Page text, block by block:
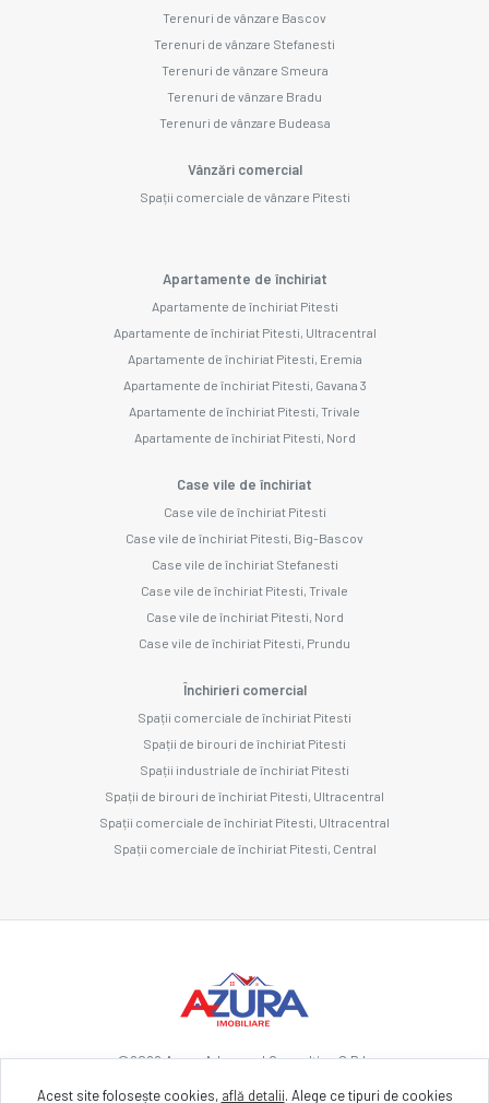
Terenuri de vânzare Bascov
Terenuri de vânzare Stefanesti
Terenuri de vânzare Smeura
Terenuri de vânzare Bradu
Terenuri de vânzare Budeasa
Vânzări comercial
Spații comerciale de vânzare Pitesti
Apartamente de închiriat
Apartamente de închiriat Pitesti
Apartamente de închiriat Pitesti, Ultracentral
Apartamente de închiriat Pitesti, Eremia
Apartamente de închiriat Pitesti, Gavana 3
Apartamente de închiriat Pitesti, Trivale
Apartamente de închiriat Pitesti, Nord
Case vile de închiriat
Case vile de închiriat Pitesti
Case vile de închiriat Pitesti, Big-Bascov
Case vile de închiriat Stefanesti
Case vile de închiriat Pitesti, Trivale
Case vile de închiriat Pitesti, Nord
Case vile de închiriat Pitesti, Prundu
Închirieri comercial
Spații comerciale de închiriat Pitesti
Spații de birouri de închiriat Pitesti
Spații industriale de închiriat Pitesti
Spații de birouri de închiriat Pitesti, Ultracentral
Spații comerciale de închiriat Pitesti, Ultracentral
Spații comerciale de închiriat Pitesti, Central
©2026Azura Advanced Consulting S.R.L.
Acest site folosește cookies, află detalii. Alege ce tipuri de cookies